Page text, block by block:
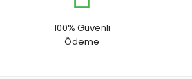
100% Güvenli
Ödeme